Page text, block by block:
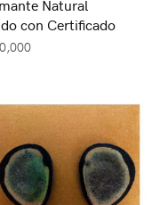
Natural
con Certificado